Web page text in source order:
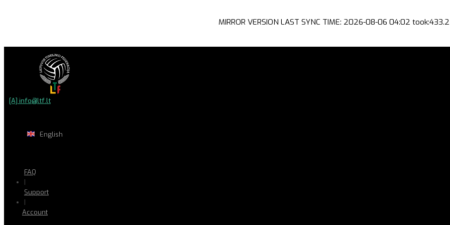
MIRROR VERSION LAST SYNC TIME: 2026-08-06 04:02
[A] info@ltf.lt
English
FAQ
|
Support
|
Account